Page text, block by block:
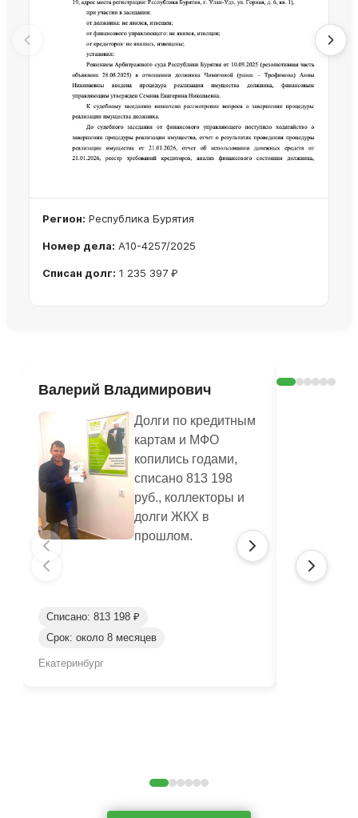
Регион: Республика Бурятия
Номер дела: А10-4257/2025
Списан долг: 1 235 397 ₽
Валерий Владимирович
Долги по кредитным
картам и МФО
копились годами,
списано 813 198
руб., коллекторы и
долги ЖКХ в
прошлом.
Списано: 813 198 ₽
Срок: около 8 месяцев
Екатеринбург